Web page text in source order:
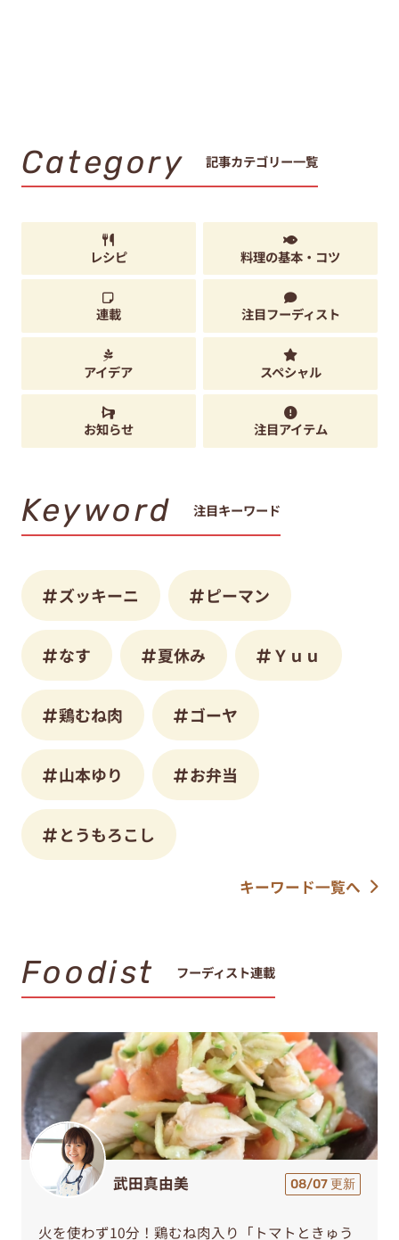
Category 記事カテゴリー一覧
レシピ 料理の基本・コツ
連載 注目フーディスト
アイデア スペシャル
お知らせ 注目アイテム
Keyword 注目キーワード
ズッキーニ ピーマン
なす 夏休み Ｙｕｕ
鶏むね肉 ゴーヤ
山本ゆり お弁当
とうもろこし
キーワード一覧へ
Foodist フーディスト連載
武田真由美 08/07 更新
火を使わず10分！鶏むね肉入り「トマトときゅう